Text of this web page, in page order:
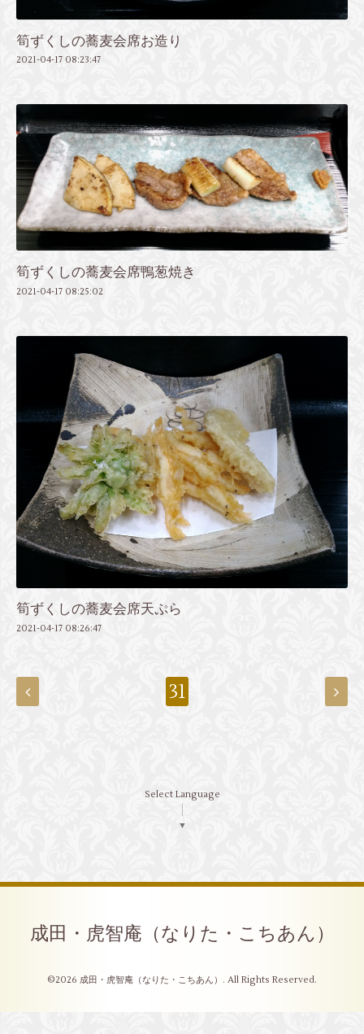
筍ずくしの蕎麦会席お造り
2021-04-17 08:23:47
筍ずくしの蕎麦会席鴨葱焼き
2021-04-17 08:25:02
筍ずくしの蕎麦会席天ぷら
2021-04-17 08:26:47
31
Select Language
▼
成田・虎智庵（なりた・こちあん）
©2026 成田・虎智庵（なりた・こちあん） . All Rights Reserved.